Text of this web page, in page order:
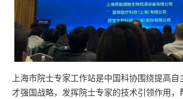
上海市院士专家工作站是中国科协围绕提高
才强国战略，发挥院士专家的技术引领作用，